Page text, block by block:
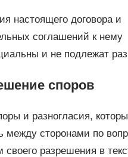
настоящего договора и
соглашений к нему
и не подлежат
споров
и разногласия,
между сторонами по
разрешения в